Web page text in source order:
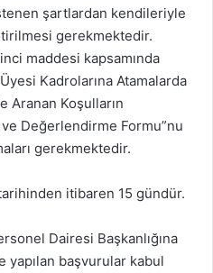
şartlardan kendileriyle
gerekmektedir.
maddesi kapsamında
Kadrolarına Atamalarda
Aranan Koşulların
Değerlendirme Formu”nu
gerekmektedir.
itibaren 15 gündür.
Dairesi Başkanlığına
yapılan başvurular kabul